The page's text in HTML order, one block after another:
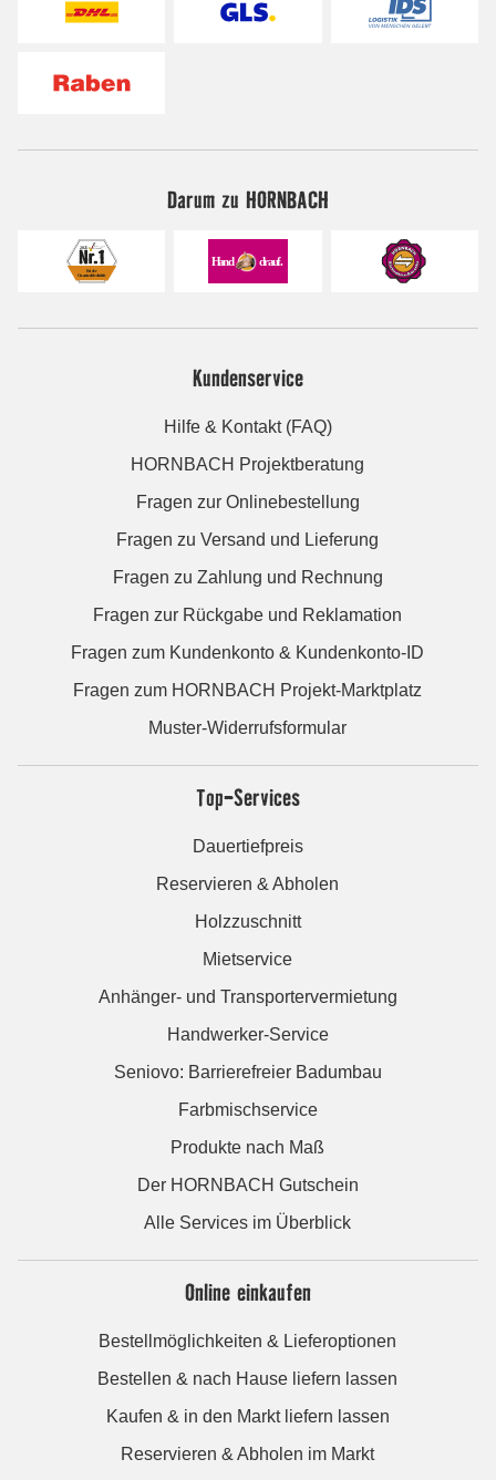
Darum zu HORNBACH
Kundenservice
Hilfe & Kontakt (FAQ)
HORNBACH Projektberatung
Fragen zur Onlinebestellung
Fragen zu Versand und Lieferung
Fragen zu Zahlung und Rechnung
Fragen zur Rückgabe und Reklamation
Fragen zum Kundenkonto & Kundenkonto-ID
Fragen zum HORNBACH Projekt-Marktplatz
Muster-Widerrufsformular
Top-Services
Dauertiefpreis
Reservieren & Abholen
Holzzuschnitt
Mietservice
Anhänger- und Transportervermietung
Handwerker-Service
Seniovo: Barrierefreier Badumbau
Farbmischservice
Produkte nach Maß
Der HORNBACH Gutschein
Alle Services im Überblick
Online einkaufen
Bestellmöglichkeiten & Lieferoptionen
Bestellen & nach Hause liefern lassen
Kaufen & in den Markt liefern lassen
Reservieren & Abholen im Markt